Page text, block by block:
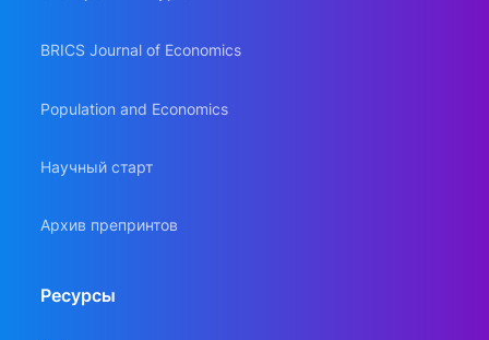
BRICS Journal of Economics
Population and Economics
Научный старт
Архив препринтов
Ресурсы